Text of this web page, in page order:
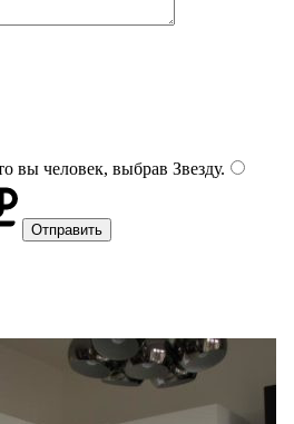
вы человек, выбрав Звезду.